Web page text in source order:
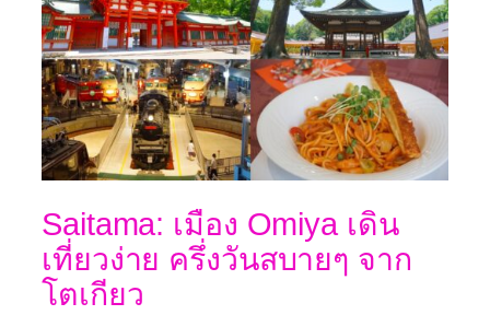
Saitama: เมือง Omiya เดิน
เที่ยวง่าย ครึ่งวันสบายๆ จาก
โตเกียว